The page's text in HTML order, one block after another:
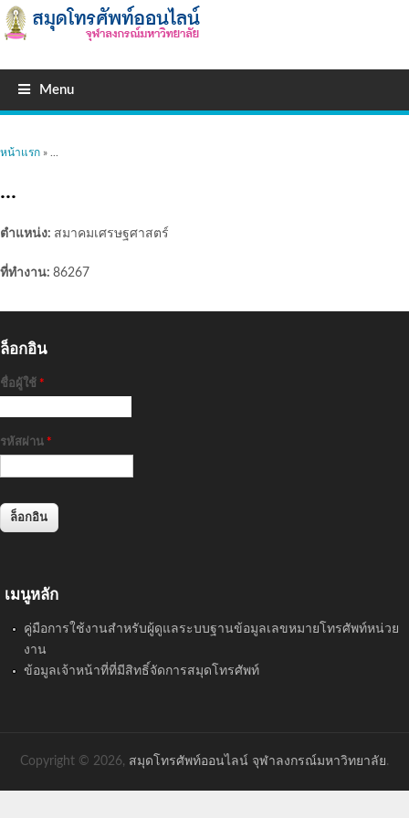
Menu
คุณอยู่ที่นี่
หน้าแรก » ...
...
ตำแหน่ง: สมาคมเศรษฐศาสตร์
ที่ทำงาน: 86267
ล็อกอิน
ชื่อผู้ใช้ *
รหัสผ่าน *
เมนูหลัก
คู่มือการใช้งานสำหรับผู้ดูแลระบบฐานข้อมูลเลขหมายโทรศัพท์หน่วย
งาน
ข้อมูลเจ้าหน้าที่ที่มีสิทธิ์จัดการสมุดโทรศัพท์
Copyright © 2026, สมุดโทรศัพท์ออนไลน์ จุฬาลงกรณ์มหาวิทยาลัย.